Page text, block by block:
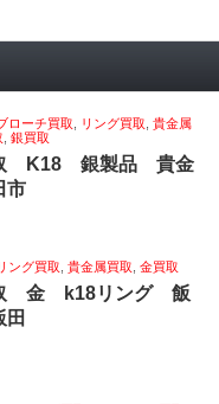
ローチ買取 リング買取 貴金属
銀買取
K18 銀製品 貴金
市
ング買取 貴金属買取 金買取
金 k18リング 飯